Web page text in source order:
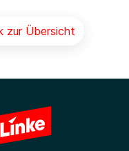
zur Übersicht